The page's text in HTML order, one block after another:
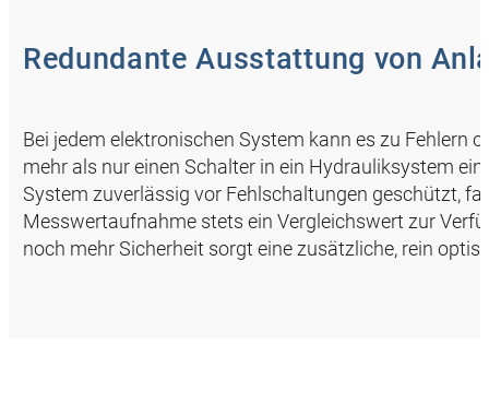
Redundante Ausstattung von
Bei jedem elektronischen System kann es zu Fehlern
mehr als nur einen Schalter in ein Hydrauliksystem
System zuverlässig vor Fehlschaltungen geschützt,
Messwertaufnahme stets ein Vergleichswert zur
noch mehr Sicherheit sorgt eine zusätzliche, rein